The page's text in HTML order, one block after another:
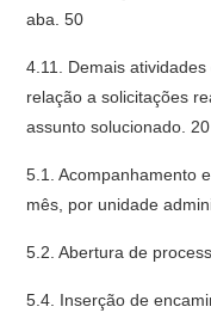
aba. 50
4.11. Demais
relação a solicitações
assunto solucionado. 20
5.1. Acompanhamento
mês, por unidade
5.2. Abertura de
5.4. Inserção de